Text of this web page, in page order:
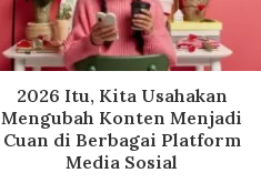
2026 Itu, Kita Usahakan
Mengubah Konten Menjadi
Cuan di Berbagai Platform
Media Sosial